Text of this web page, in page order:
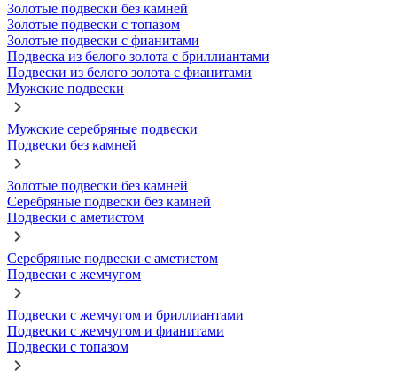
Золотые подвески без камней
Золотые подвески с топазом
Золотые подвески с фианитами
Подвеска из белого золота с бриллиантами
Подвески из белого золота с фианитами
Мужские подвески
Мужские серебряные подвески
Подвески без камней
Золотые подвески без камней
Серебряные подвески без камней
Подвески с аметистом
Серебряные подвески с аметистом
Подвески с жемчугом
Подвески с жемчугом и бриллиантами
Подвески с жемчугом и фианитами
Подвески с топазом